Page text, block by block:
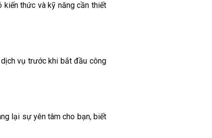
thức và kỹ năng cần thiết
vụ trước khi bắt đầu công
lại sự yên tâm cho bạn, biết